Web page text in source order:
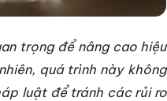
trọng để nâng cao hiệu
quá trình này không
luật để tránh các rủi ro